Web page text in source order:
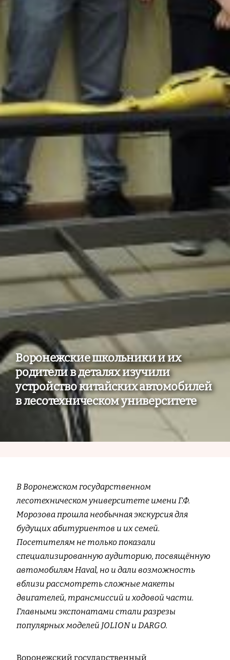
Воронежские школьники и их
родители в деталях изучили
устройство китайских автомобилей
в лесотехническом университете
В Воронежском государственном
лесотехническом университете имени Г.Ф.
Морозова прошла необычная экскурсия для
будущих абитуриентов и их семей.
Посетителям не только показали
специализированную аудиторию, посвящённую
автомобилям Haval, но и дали возможность
вблизи рассмотреть сложные макеты
двигателей, трансмиссий и ходовой части.
Главными экспонатами стали разрезы
популярных моделей JOLION и DARGO.
Воронежский государственный